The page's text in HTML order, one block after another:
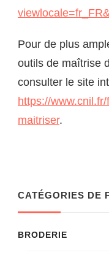
Pour de plus
outils de maîtrise
consulter le site
https://
maitriser.
CATÉGORIES DE
BRODERIE